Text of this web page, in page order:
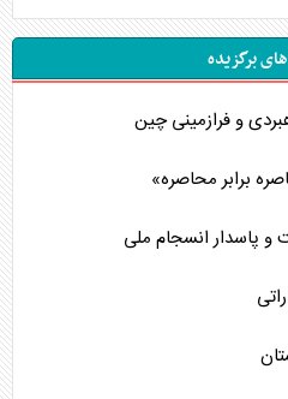
برگزیده
و فرازمینی چین
برابر محاصره»
و پاسدار انسجام ملی